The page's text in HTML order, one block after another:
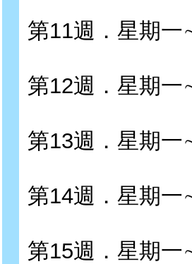
第11週．星期
第12週．星期
第13週．星期
第14週．星期
第15週．星期